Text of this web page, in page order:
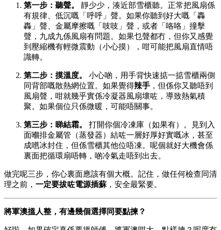
第一步：聽聲。
​ 靜少少，湊近部雪櫃聽。正常把風扇係
有規律、低沉嘅「呼呼」聲。如果你聽到好大嘅「轟
轟」聲、金屬摩擦嘅「吱吱」聲，或者「咯咯」撞擊
聲，九成九係風扇有問題。如果乜聲都冇，但你又感覺
到壓縮機有輕微震動（小心摸），咁可能把風扇直情唔
識轉。
第二步：摸溫度。
​ 小心啲，用手背快速掂一掂雪櫃兩側
同背部嘅散熱網位置。如果覺得辣手 ，但係你又聽唔到
風扇聲，咁就幾乎實係冷凝器風扇壞咗，導致熱氣積
聚。如果個位只係微暖，可能唔關事。
第三步：睇結霜。
​ 打開你個冷凍庫（如果有）。見到入
面嗰排金屬管（蒸發器）結咗一層好厚好實嘅冰，甚至
成嚿冰封住，但係雪櫃其他位唔凍。呢個就好大機會係
裏面把循環扇唔轉，啲冷氣走唔到出去。
做完呢三步，你心裏面應該有個大概。記住，做任何檢查同清
理之前， 一定要拔咗電源插蘇，安全最緊要。
將軍澳搵人整，有邊幾個選擇同要點揀？